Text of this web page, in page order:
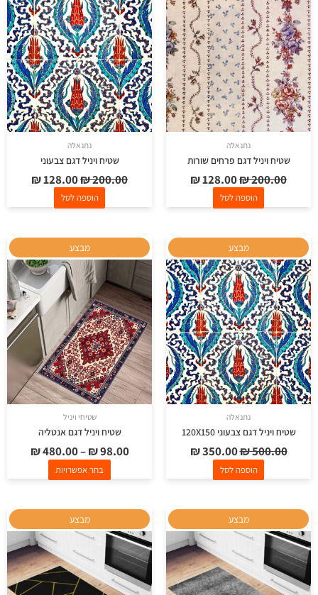
נתנאלה
שטיח ויניל דגם פרחים שורות
₪200.00
₪ 200.00.
₪128.00
₪ 128.00.
הוספה לסל
נתנאלה
שטיח ויניל דגם צבעוני
₪200.00
₪ 200.00.
₪128.00
₪ 128.00.
הוספה לסל
מבצע
נתנאלה
שטיח ויניל דגם צבעוני 120X150
₪500.00
המחיר
המקורי
היה:
₪ 500.00.
₪350.00
המחיר
הנוכחי
הוא:
₪ 350.00.
הוספה לסל
מבצע
שטיחי ויניל
שטיח ויניל דגם אנטליה
₪98.00
–
₪480.00
בחר אפשרויות
זה
יש
מספר
סוגים.
ניתן
לבחור
את
האפשרויות
בעמוד
מבצע
זה
יש
מספר
סוגים.
מבצע
זה
יש
מספר
סוגים.